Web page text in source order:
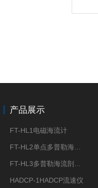
产品展示
FT-HL1电磁海流计
HADCP-1HADCP流速仪